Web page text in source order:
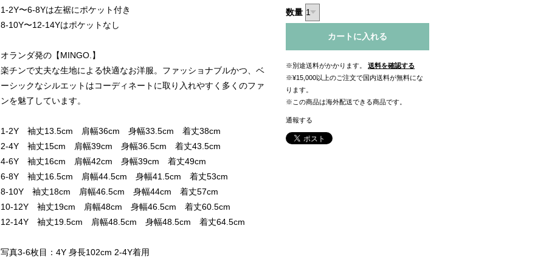
1-2Y〜6-8Yは左裾にポケット付き
8-10Y〜12-14Yはポケットなし
オランダ発の【MINGO.】
楽チンで丈夫な生地による快適なお洋服。ファッショナブルかつ、ベ
ーシックなシルエットはコーディネートに取り入れやすく多くのファ
ンを魅了しています。
1-2Y 袖丈13.5cm 肩幅36cm 身幅33.5cm 着丈38cm
2-4Y 袖丈15cm 肩幅39cm 身幅36.5cm 着丈43.5cm
4-6Y 袖丈16cm 肩幅42cm 身幅39cm 着丈49cm
6-8Y 袖丈16.5cm 肩幅44.5cm 身幅41.5cm 着丈53cm
8-10Y 袖丈18cm 肩幅46.5cm 身幅44cm 着丈57cm
10-12Y 袖丈19cm 肩幅48cm 身幅46.5cm 着丈60.5cm
12-14Y 袖丈19.5cm 肩幅48.5cm 身幅48.5cm 着丈64.5cm
写真3-6枚目：4Y 身長102cm 2-4Y着用
数量
カートに入れる
※別途送料がかかります。
送料を確認する
※¥15,000以上のご注文で国内送料が無料にな
ります。
※この商品は海外配送できる商品です。
通報する